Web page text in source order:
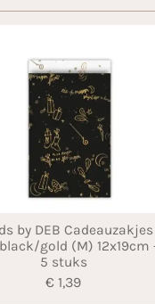
by DEB Cadeauzakjes
gold (M) 12x19cm
5 stuks
€ 1,39